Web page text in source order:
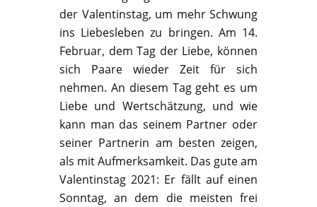
der Valentinstag, um mehr Schwung
ins Liebesleben zu bringen. Am 14.
Februar, dem Tag der Liebe, können
sich Paare wieder Zeit für sich
nehmen. An diesem Tag geht es um
Liebe und Wertschätzung, und wie
kann man das seinem Partner oder
seiner Partnerin am besten zeigen,
als mit Aufmerksamkeit. Das gute am
Valentinstag 2021: Er fällt auf einen
Sonntag, an dem die meisten frei